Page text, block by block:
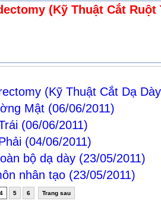
(Kỹ Thuật Cắt Ruột
(Kỹ Thuật Cắt Dạ
Mật (06/06/2011)
(06/06/2011)
(04/06/2011)
bộ dạ dày (23/05/2011)
nhân tạo (23/05/2011)
4 5 6 Trang sau